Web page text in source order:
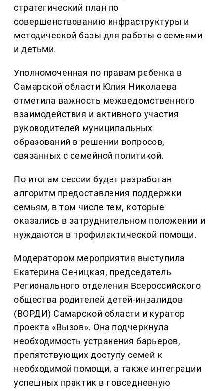
стратегический план по
совершенствованию инфраструктуры и
методической базы для работы с семьями
и детьми.
Уполномоченная по правам ребенка в
Самарской области Юлия Николаева
отметила важность межведомственного
взаимодействия и активного участия
руководителей муниципальных
образований в решении вопросов,
связанных с семейной политикой.
По итогам сессии будет разработан
алгоритм предоставления поддержки
семьям, в том числе тем, которые
оказались в затруднительном положении и
нуждаются в профилактической помощи.
Модератором мероприятия выступила
Екатерина Сеницкая, председатель
Регионального отделения Всероссийского
общества родителей детей-инвалидов
(ВОРДИ) Самарской области и куратор
проекта «Вызов». Она подчеркнула
необходимость устранения барьеров,
препятствующих доступу семей к
необходимой помощи, а также интеграции
успешных практик в повседневную